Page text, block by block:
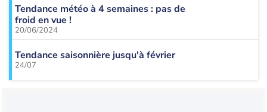
Tendance météo à 4 semaines : pas de
froid en vue !
20/06/2024
Tendance saisonnière jusqu'à février
24/07